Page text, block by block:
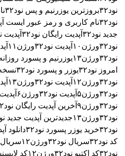
نود۳۲
بروزترین یوزرنیم و پس نود۳۲
نود۳۲
نام کاربری و رمز عبور ایست
جدید نود۳۲
آپدیت رایگان نود۳۲ آپدیت نود۳۲به
نود۳۲ورژن۱۰
آپدیت نود۳۲ورژن۱۱
نود۳۲ورژن۱۳
یوزرنیم و پسورد روزانه
امروز نود۳۲
یوزر و پسورد نود۳۲نسخه۹
نود۳۲ورژن۱۲
آپدیت نود۳۲ورژن۱۳
نود۳۲ورژن۵
آپدیت نود۳۲ورژن۶ آپدیت
نود۳۲ورژن۹
آخرین آپدیت رایگان نود۳۲
نود۳۲ورژن۱۳
جدیدترین آپدیت جدید
نود۳۲
خرید یوزر پسورد نود۳۲ دانلود
کد نود۳۲
سریال نود۳۲ورژن۱۲ سریال
نود۳۲
کد اکتیو نود۳۲ورژن۱۲ کد